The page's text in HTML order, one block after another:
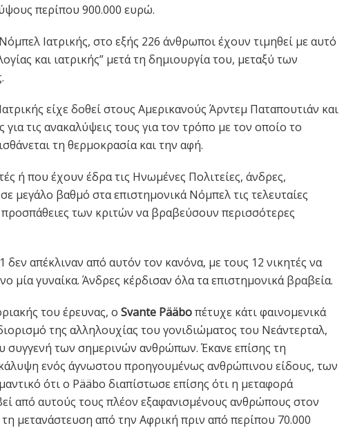
περίπου 900.000 ευρώ.
Ιατρικής, στο εξής 226 άνθρωποι έχουν τιμηθεί με αυτό
και ιατρικής” μετά τη δημιουργία του, μεταξύ των
είχε δοθεί στους Αμερικανούς Άρντεμ Παταπουτιάν και
για τις ανακαλύψεις τους για τον τρόπο με τον οποίο το
τη θερμοκρασία και την αφή.
ή που έχουν έδρα τις Ηνωμένες Πολιτείες, άνδρες,
μεγάλο βαθμό στα επιστημονικά Νόμπελ τις τελευταίες
προσπάθειες των κριτών να βραβεύσουν περισσότερες
απέκλιναν από αυτόν τον κανόνα, με τους 12 νικητές να
μία γυναίκα. Άνδρες κέρδισαν όλα τα επιστημονικά βραβεία.
του έρευνας, ο Svante Pääboπέτυχε κάτι φαινομενικά
της αλληλουχίας του γονιδιώματος του Νεάντερταλ,
συγγενή των σημερινών ανθρώπων. Έκανε επίσης τη
ενός άγνωστου προηγουμένως ανθρώπινου είδους, των
ότι ο Pääbo διαπίστωσε επίσης ότι η μεταφορά
από αυτούς τους πλέον εξαφανισμένους ανθρώπους στον
μετανάστευση από την Αφρική πριν από περίπου 70.000